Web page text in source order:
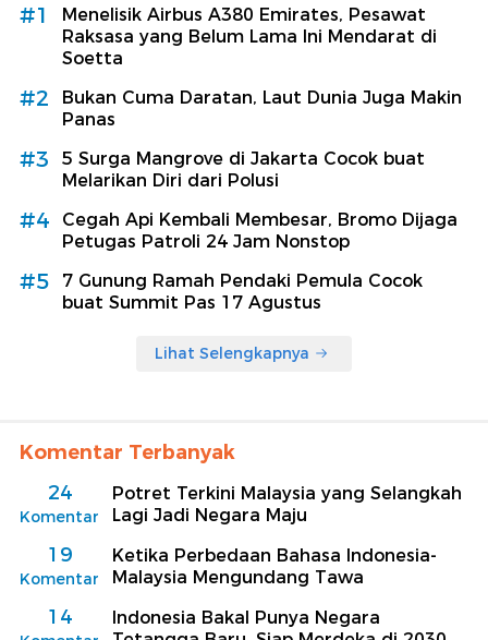
#1
Menelisik Airbus A380 Emirates, Pesawat
Raksasa yang Belum Lama Ini Mendarat di
Soetta
#2
Bukan Cuma Daratan, Laut Dunia Juga Makin
Panas
#3
5 Surga Mangrove di Jakarta Cocok buat
Melarikan Diri dari Polusi
#4
Cegah Api Kembali Membesar, Bromo Dijaga
Petugas Patroli 24 Jam Nonstop
#5
7 Gunung Ramah Pendaki Pemula Cocok
buat Summit Pas 17 Agustus
Lihat Selengkapnya
Komentar Terbanyak
24
Komentar
Potret Terkini Malaysia yang Selangkah
Lagi Jadi Negara Maju
19
Komentar
Ketika Perbedaan Bahasa Indonesia-
Malaysia Mengundang Tawa
14
Indonesia Bakal Punya Negara